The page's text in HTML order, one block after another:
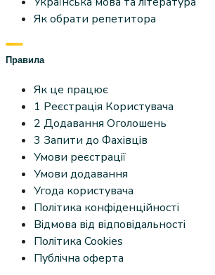
Як обрати репетитора
Правила
Як це працює
1 Реєстрація Користувача
2 Додавання Оголошень
3 Запити до Фахівців
Умови реєстрації
Умови додавання
Угода користувача
Політика конфіденційності
Відмова від відповідальності
Політика Cookies
Публічна оферта